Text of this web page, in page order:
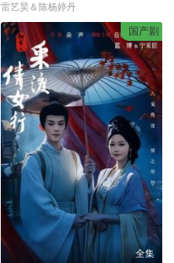
雷艺昊＆陈杨婷丹
国产剧
全集